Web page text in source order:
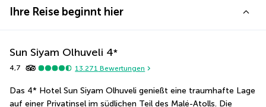
Ihre Reise beginnt hier
Sun Siyam Olhuveli 4*
4,7 13.271 Bewertungen
Das 4* Hotel Sun Siyam Olhuveli genießt eine traumhafte Lage
auf einer Privatinsel im südlichen Teil des Malé-Atolls. Die